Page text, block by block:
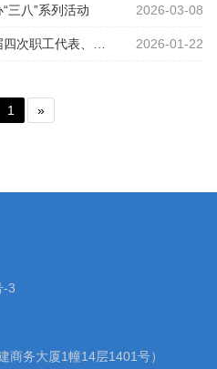
三八”系列活动 2026-03-08
工会会员代表大会胜利召开 2026-01-22
1 »
-3
商务大厦1幢14层1401号）